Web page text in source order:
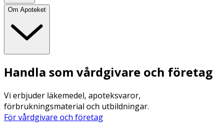
Om Apoteket
Handla som vårdgivare och företag
Vi erbjuder läkemedel, apoteksvaror,
förbrukningsmaterial och utbildningar.
För vårdgivare och företag